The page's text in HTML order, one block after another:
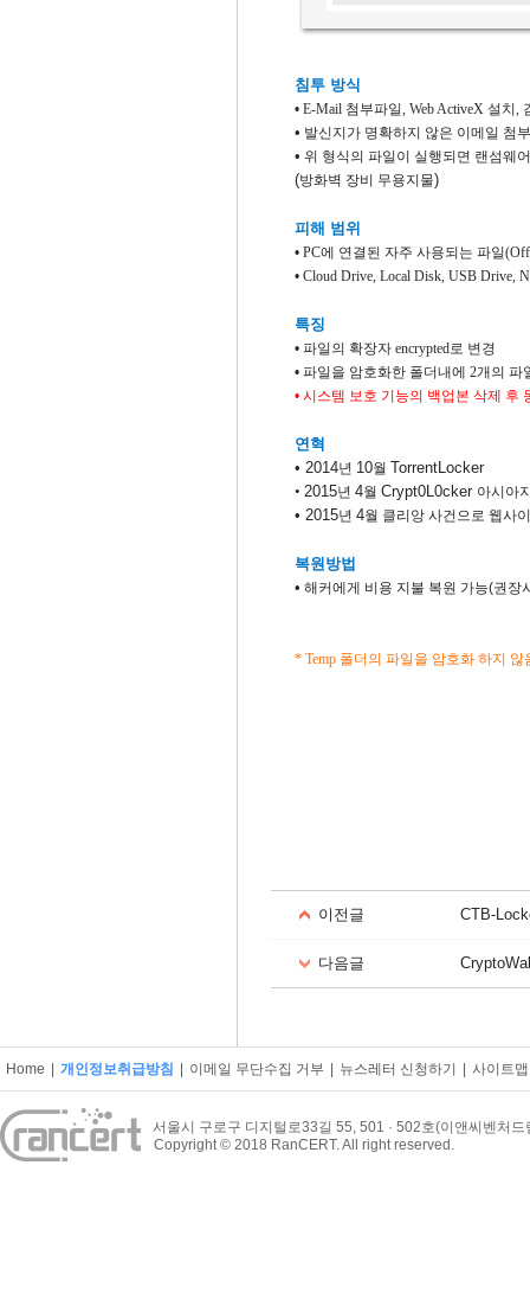
침투 방식
• E-Mail 첨부파일, Web ActiveX 설치 ,
• 발신지가 명확하지 않은 이메일 첨
• 위 형식의 파일이 실행되면 랜섬웨
(방화벽 장비 무용지물)
피해 범위
• PC에 연결된 자주 사용되는 파일
• Cloud Drive, Local Disk, USB Drive,
특징
• 파일의 확장자 encrypted로 변경
• 파일을 암호화한 폴더내에 2개의 파
• 시스템 보호 기능의 백업본 삭제 후
연혁
• ​ 2014년 10월 TorrentLocker
• 2015년 4월 Crypt0L0cker 아시아
• ​ 2015년 4월 클리앙 사건으로 웹사
복원방법
• 해커에게 비용 지불 복원 가능(권장
* Temp 폴더의 파일을 암호화 하지 않
이전글 CTB-
다음글
Home 개인정보취급방침 이메일 무단수집 거부 뉴스레터 신청하기 사이트맵
서울시 구로구 디지털로33길 55, 501 · 502호(이앤씨벤처드
Copyright © 2018 RanCERT. All right reserved.